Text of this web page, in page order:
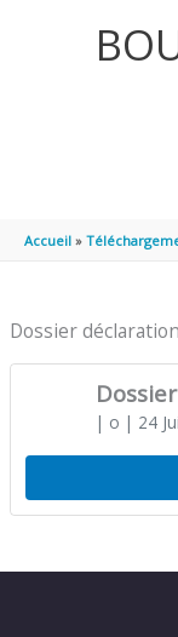
Accueil
Dossier
| o | 24